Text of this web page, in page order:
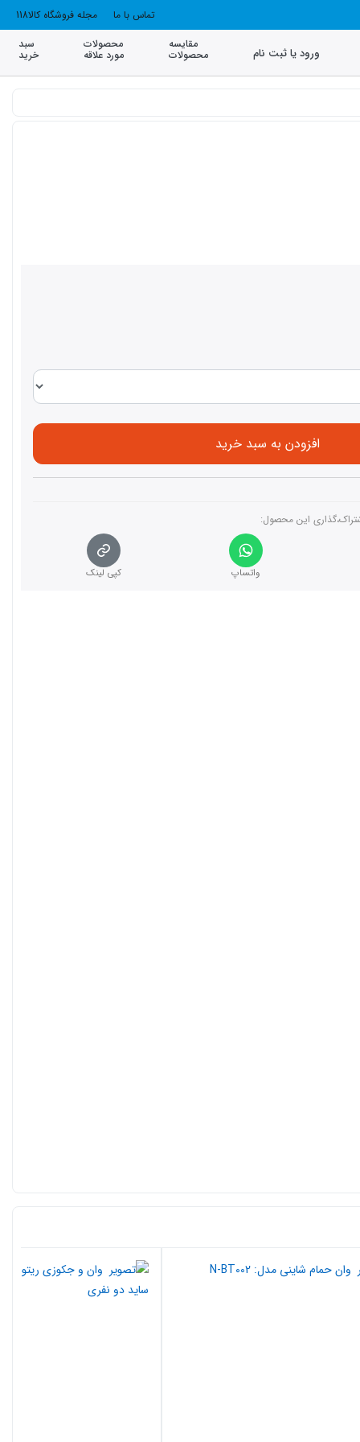
تماس با ما مجله فروشگاه کالا118
ورود یا ثبت نام
مقایسه
محصولات
محصولات
مورد علاقه
سبد
خرید
افزودن به سبد خرید
این محصول‌:
واتساپ کپی لینک